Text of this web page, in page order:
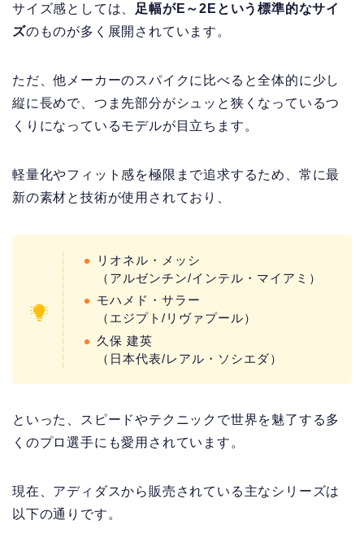
サイズ感としては、
足幅がE～2Eという標準的なサイ
ズのものが多く展開されています。
ただ、他メーカーのスパイクに比べると全体的に少し
縦に長めで、つま先部分がシュッと狭くなっているつ
くりになっているモデルが目立ちます。
軽量化やフィット感を極限まで追求するため、常に最
新の素材と技術が使用されており、
リオネル・メッシ
（アルゼンチン/インテル・マイアミ）
モハメド・サラー
（エジプト/リヴァプール）
久保 建英
（日本代表/レアル・ソシエダ）
といった、スピードやテクニックで世界を魅了する多
くのプロ選手にも愛用されています。
現在、アディダスから販売されている主なシリーズは
以下の通りです。